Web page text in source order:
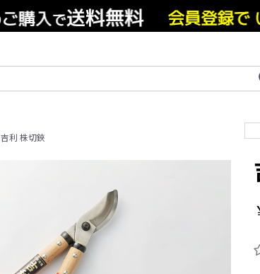
吉利 株切鋏